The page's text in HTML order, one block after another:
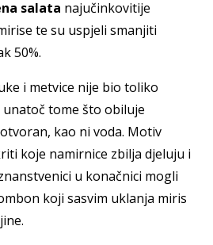
salata najučinkovitije
te su uspjeli smanjiti
50%.
i metvice nije bio toliko
tome što obiluje
kao ni voda. Motiv
koje namirnice zbilja djeluju i
u konačnici mogli
koji sasvim uklanja miris